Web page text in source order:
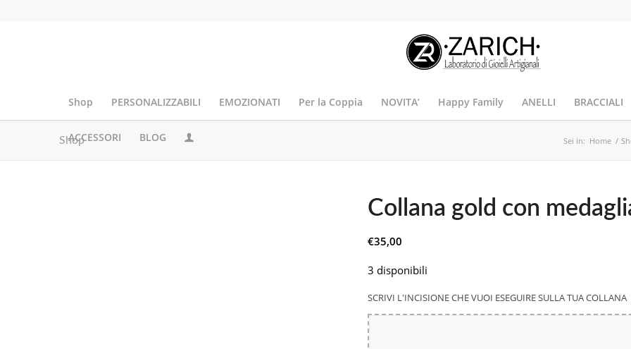
Shop PERSONALIZZABILI EMOZIONATI Per la Coppia NOVITA’ Happy Family ANELLI BRACCIALI
ACCESSORI BLOG
Shop Sei in: Home /
Collana gold con
€35,00
3 disponibili
SCRIVI L'INCISIONE CHE VUOI ESEGUIRE SULLA TUA COLLANA